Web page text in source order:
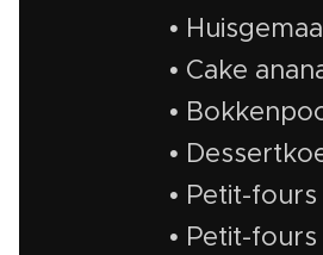
•
• Cake
•
•
• Petit-
• Petit-